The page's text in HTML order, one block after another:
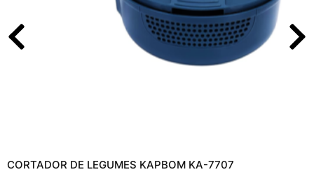
CORTADOR DE LEGUMES KAPBOM KA-7707